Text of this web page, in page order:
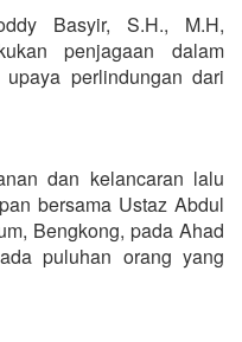
Basyir, S.H., M.H,
penjagaan dalam
perlindungan dari
dan kelancaran lalu
bersama Ustaz Abdul
Bengkong, pada Ahad
puluhan orang yang